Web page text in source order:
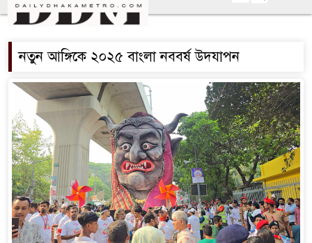
নতুন আঙ্গিকে ২০২৫ বাংলা নববর্ষ উদযাপন